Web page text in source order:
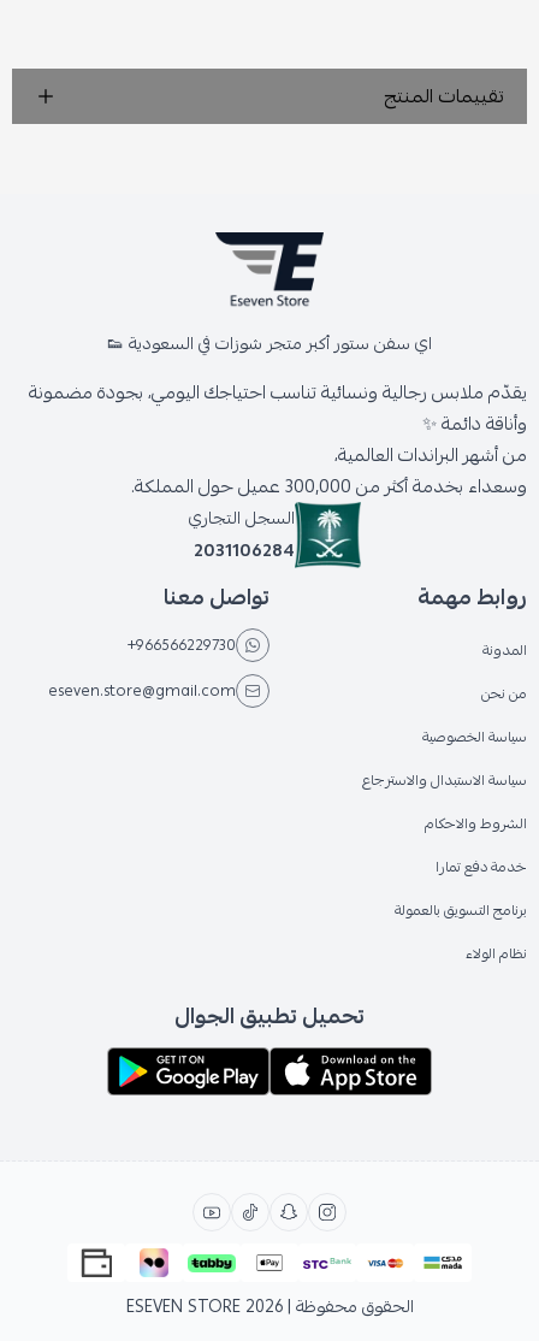
تقييمات المنتج
اي سفن ستور أكبر متجر شوزات في السعودية 👟
يقدّم ملابس رجالية ونسائية تناسب احتياجك اليومي، بجودة مضمونة
وأناقة دائمة ✨
من أشهر البراندات العالمية،
وسعداء بخدمة أكثر من 300,000 عميل حول المملكة.
السجل التجاري
2031106284
روابط مهمة
المدونة
من نحن
سياسة الخصوصية
سياسة الاستبدال والاسترجاع
الشروط والاحكام
خدمة دفع تمارا
برنامج التسويق بالعمولة
نظام الولاء
تواصل معنا
+966566229730
eseven.store@gmail.com
تحميل تطبيق الجوال
الحقوق محفوظة | 2026 ESEVEN STORE